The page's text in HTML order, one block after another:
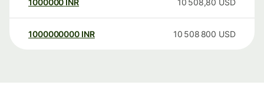
1000000 INR 10 508,80 USD
1000000000 INR 10 508 800 USD